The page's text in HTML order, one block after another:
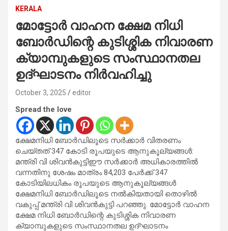
KERALA
മോട്ടോർ വാഹന ക്ഷേമ നിധി
ബോർഡിന്റെ കുടിശ്ശിക നിവാരണ
ക്യാമ്പുകളുടെ സംസ്ഥാനതല
ഉദ്ഘാടനം നിർവഹിച്ചു
October 3, 2025 editor
Spread the love
ക്ഷേമനിധി ബോർഡിലൂടെ സർക്കാർ വിതരണം
ചെയ്തത് 347 കോടി രൂപയുടെ ആനുകൂല്യങ്ങൾ:
മന്ത്രി വി ശിവൻകുട്ടിഈ സർക്കാർ അധികാരത്തിൽ
വന്നതിനു ശേഷം മാത്രം 84,203 പേർക്ക് 347
കോടിയിലധികം രൂപയുടെ ആനുകൂല്യങ്ങൾ
ക്ഷേമനിധി ബോർഡിലൂടെ നൽകിയതായി തൊഴിൽ
വകുപ്പ് മന്ത്രി വി ശിവൻകുട്ടി പറഞ്ഞു. മോട്ടോർ വാഹന
ക്ഷേമ നിധി ബോർഡിന്റെ കുടിശ്ശിക നിവാരണ
ക്യാമ്പുകളുടെ സംസ്ഥാനതല ഉദ്ഘാടനം